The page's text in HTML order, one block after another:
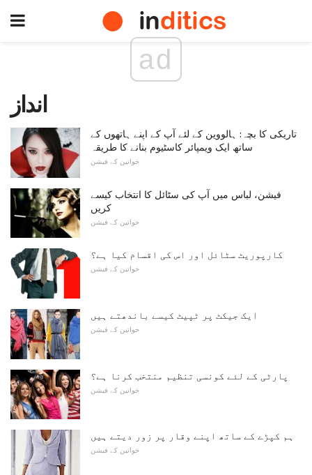
ad
انداز
تاریکی کا بچہ: ہالووین کے لئے آپ کے اپنے ہاتھوں کے
ساتھ ایک ویمپائر کاسٹیوم بنانے کا طریقہ
خواتین کے فیشن
فیشن، لباس میں آپ کی سٹائل کا انتخاب کیسے
کریں
خواتین کے فیشن
کارپوریٹ سٹائل اور اس کی اقسام کیا ہے؟
خواتین کے فیشن
ایک جیکٹ پر ٹپیٹ کیسے باندھتے ہیں
خواتین کے فیشن
پارٹی کے لئے کونسی تنظیم منتخب کرنا ہے؟
خواتین کے فیشن
ہم کپڑے کے ساتھ اپنے وقار پر زور دیتے ہیں
خواتین کے فیشن